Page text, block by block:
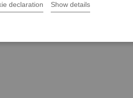
declaration Show details
delivers